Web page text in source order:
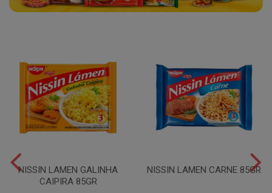
NISSIN LAMEN GALINHA
CAIPIRA 85GR
NISSIN LAMEN CARNE 85GR